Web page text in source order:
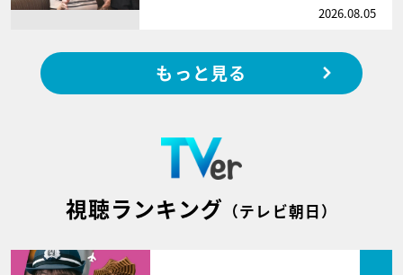
2026.08.05
もっと見る
視聴ランキング （テレビ朝日）